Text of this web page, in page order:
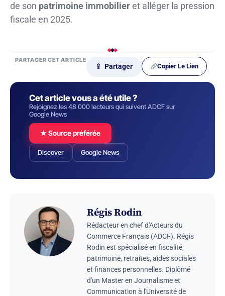
de son patrimoine immobilieret alléger la pression
fiscale en 2025.
PARTAGER CET ARTICLE
⇪ Partager Copier Le Lien
Cet article vous a été utile ?
Rejoignez les 48 000 lecteurs qui suivent ADCF sur
Google News
★ Source préférée
Discover Google News
Régis Rodin
Rédacteur en chef d'Acteurs du
Commerce Français (ADCF). Régis
Rodin est spécialisé en fiscalité,
patrimoine, retraites, aides sociales
et finances personnelles. Diplômé
d'un Master en Journalisme et
Communication à l'Université de